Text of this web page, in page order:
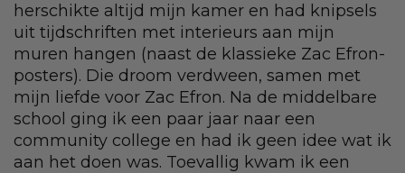
herschikte altijd mijn kamer en had knipsels
uit tijdschriften met interieurs aan mijn
muren hangen (naast de klassieke Zac Efron-
posters). Die droom verdween, samen met
mijn liefde voor Zac Efron. Na de middelbare
school ging ik een paar jaar naar een
community college en had ik geen idee wat ik
aan het doen was. Toevallig kwam ik een